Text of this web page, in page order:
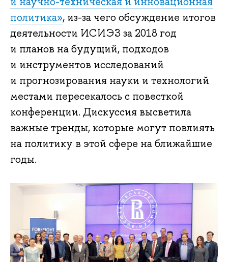
политика», из-за чего обсуждение итогов
деятельности ИСИЭЗ за 2018 год
и планов на будущий, подходов
и инструментов исследований
и прогнозирования науки и технологий
местами пересекалось с повесткой
конференции. Дискуссия высветила
важные тренды, которые могут повлиять
на политику в этой сфере на ближайшие
годы.